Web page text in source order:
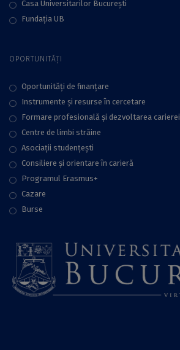
Casa Universitarilor București
Fundaţia UB
OPORTUNITĂȚI
Oportunități de finanțare
Instrumente și resurse în cercetare
Formare profesională și dezvoltarea carierei
Centre de limbi străine
Asociații studențești
Consiliere şi orientare în carieră
Programul Erasmus+
Cazare
Burse